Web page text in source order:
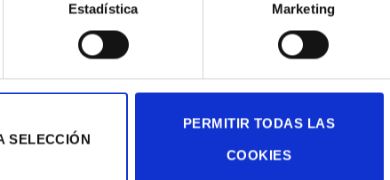
Estadística Marketing
SELECCIÓN
PERMITIR TODAS LAS
COOKIES
estar ubicada en el
a su audiencia. En SCAN